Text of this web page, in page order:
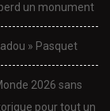
un monument
» Pasquet
2026 sans
pour tout un